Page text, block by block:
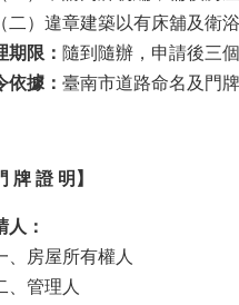
）違章建築以有床舖及衛浴
期限： 隨到隨辦，申請後三
依據： 臺南市道路命名及門
牌 證 明】
人：
房屋所有權人
管理人